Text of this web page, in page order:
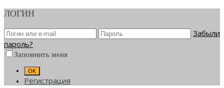
ЛОГИН
Забыли
пароль?
Запомнить меня
Регистрация